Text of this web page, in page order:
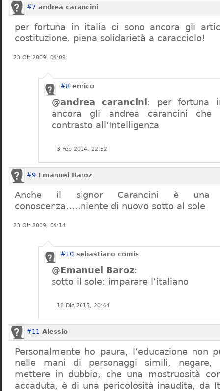
#7 andrea carancini
per fortuna in italia ci sono ancora gli
costituzione. piena solidarietà a caracciolo!
23 Ott 2009, 09:09
#8 enrico
@andrea carancini: per fortuna
ancora gli andrea carancini
contrasto all’Intelligenza
3 Feb 2014, 22:52
#9 Emanuel Baroz
Anche il signor Carancini è una
conoscenza…..niente di nuovo sotto al sole
23 Ott 2009, 09:14
#10 sebastiano comis
@Emanuel Baroz:
sotto il sole: imparare l’italiano
18 Dic 2015, 20:44
#11 Alessio
Personalmente ho paura, l’educazione non
nelle mani di personaggi simili, negare,
mettere in dubbio, che una mostruosità
accaduta, è di una pericolosità inaudita, da